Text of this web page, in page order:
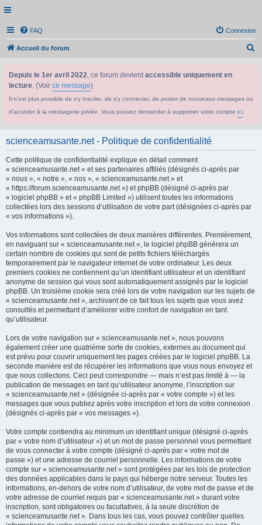
FAQ Connexion
Accueil du forum
Depuis le 1er avril 2022, ce forum devientaccessible uniquement en
lecture. (Voir ce message)
Il n'est plus possible de s'y inscrire, de s'y connecter, de poster de nouveaux messages ou
d'accéder à la messagerie privée. Vous pouvez demander à supprimer votre compte ici
scienceamusante.net - Politique de confidentialité
Cette politique de confidentialité explique en détail comment
« scienceamusante.net » et ses partenaires affiliés (désignés ci-après par
« nous », « notre », « nos », « scienceamusante.net » et
« https://forum.scienceamusante.net ») et phpBB (désigné ci-après par
« logiciel phpBB » et « phpBB Limited ») utilisent toutes les informations
collectées lors des sessions d’utilisation de votre part (désignées ci-après par
« vos informations »).
Vos informations sont collectées de deux manières différentes. Premièrement,
en naviguant sur « scienceamusante.net », le logiciel phpBB génèrera un
certain nombre de cookies qui sont de petits fichiers téléchargés
temporairement par le navigateur internet de votre ordinateur. Les deux
premiers cookies ne contiennent qu’un identifiant utilisateur et un identifiant
anonyme de session qui vous sont automatiquement assignés par le logiciel
phpBB. Un troisième cookie sera créé lors de votre navigation sur les sujets de
« scienceamusante.net », archivant de ce fait tous les sujets que vous avez
consultés et permettant d’améliorer votre confort de navigation en tant
qu’utilisateur.
Lors de votre navigation sur « scienceamusante.net », nous pouvons
également créer une quatrième sorte de cookies, externes au document qui
est prévu pour couvrir uniquement les pages créées par le logiciel phpBB. La
seconde manière est de récupérer les informations que vous nous envoyez et
que nous collectons. Ceci peut correspondre — mais n’est pas limité à — la
publication de messages en tant qu’utilisateur anonyme, l’inscription sur
« scienceamusante.net » (désignée ci-après par « votre compte ») et les
messages que vous publiez après votre inscription et lors de votre connexion
(désignés ci-après par « vos messages »).
Votre compte contiendra au minimum un identifiant unique (désigné ci-après
par « votre nom d’utilisateur ») et un mot de passe personnel vous permettant
de vous connecter à votre compte (désigné ci-après par « votre mot de
passe ») et une adresse de courriel personnelle. Les informations de votre
compte sur « scienceamusante.net » sont protégées par les lois de protection
des données applicables dans le pays qui héberge notre serveur. Toutes les
informations, en-dehors de votre nom d’utilisateur, de votre mot de passe et de
votre adresse de courriel requis par « scienceamusante.net » durant votre
inscription, sont obligatoires ou facultatives, à la seule discrétion de
« scienceamusante.net ». Dans tous les cas, vous pouvez contrôler quelles